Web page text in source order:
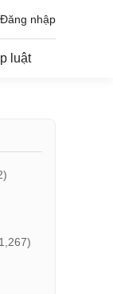
Đăng nhập
luật